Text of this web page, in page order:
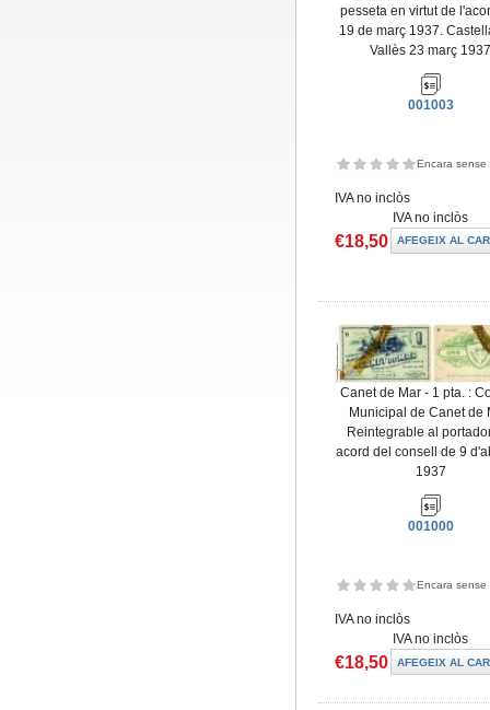
pesseta en virtut de
19 de març 1937.
Vallès 23 març
001003
Encara sense
IVA no inclòs
IVA no inclòs
€18,50
Canet de Mar - 1 pta. :
Municipal de Canet de
Reintegrable al
acord del consell de 9
1937
001000
Encara sense
IVA no inclòs
IVA no inclòs
€18,50